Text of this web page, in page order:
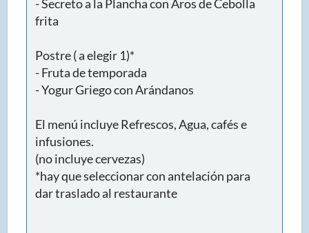
- Secreto a la Plancha con Aros de Cebolla
frita
Postre ( a elegir 1)*
- Fruta de temporada
- Yogur Griego con Arándanos
El menú incluye Refrescos, Agua, cafés e
infusiones.
(no incluye cervezas)
*hay que seleccionar con antelación para
dar traslado al restaurante